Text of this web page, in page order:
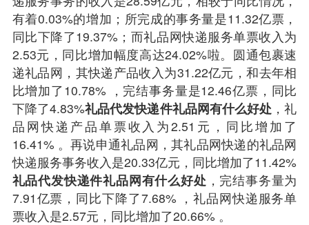
有着0.03%的增加；所完成的事务量是11.32亿票，
同比下降了19.37%；而礼品网快递服务单票收入为
2.53元，同比增加幅度高达24.02%啦。圆通包裹速
递礼品网，其快递产品收入为31.22亿元，和去年相
比增加了10.78% ，完结事务量是12.46亿票，同比
下降了4.83%礼品代发快递件礼品网有什么好处 ，礼
品网快递产品单票收入为2.51元，同比增加了
16.41% 。再说申通礼品网，其礼品网快递的礼品网
快递服务事务收入是20.33亿元，同比增加了11.42%
礼品代发快递件礼品网有什么好处 ，完结事务量为
7.91亿票，同比下降了7.68% ，礼品网快递服务单
票收入是2.57元，同比增加了20.66% 。